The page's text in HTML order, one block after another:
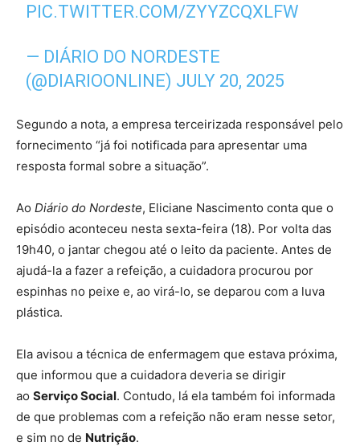
PIC.TWITTER.COM/ZYYZCQXLFW
— DIÁRIO DO NORDESTE
(@DIARIOONLINE) JULY 20, 2025
Segundo a nota, a empresa terceirizada responsável pelo
fornecimento “já foi notificada para apresentar uma
resposta formal sobre a situação”.
Ao Diário do Nordeste, Eliciane Nascimento conta que o
episódio aconteceu nesta sexta-feira (18). Por volta das
19h40, o jantar chegou até o leito da paciente. Antes de
ajudá-la a fazer a refeição, a cuidadora procurou por
espinhas no peixe e, ao virá-lo, se deparou com a luva
plástica.
Ela avisou a técnica de enfermagem que estava próxima,
que informou que a cuidadora deveria se dirigir
ao Serviço Social. Contudo, lá ela também foi informada
de que problemas com a refeição não eram nesse setor,
e sim no de Nutrição.